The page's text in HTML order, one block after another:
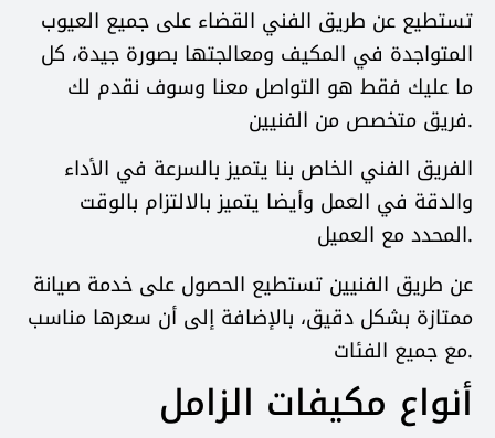
تستطيع عن طريق الفني القضاء على جميع العيوب
المتواجدة في المكيف ومعالجتها بصورة جيدة، كل
ما عليك فقط هو التواصل معنا وسوف نقدم لك
فريق متخصص من الفنيين.
الفريق الفني الخاص بنا يتميز بالسرعة في الأداء
والدقة في العمل وأيضا يتميز بالالتزام بالوقت
المحدد مع العميل.
عن طريق الفنيين تستطيع الحصول على خدمة صيانة
ممتازة بشكل دقيق، بالإضافة إلى أن سعرها مناسب
مع جميع الفئات.
أنواع مكيفات الزامل